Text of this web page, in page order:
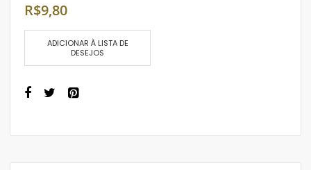
R$9,80
ADICIONAR À LISTA DE
DESEJOS